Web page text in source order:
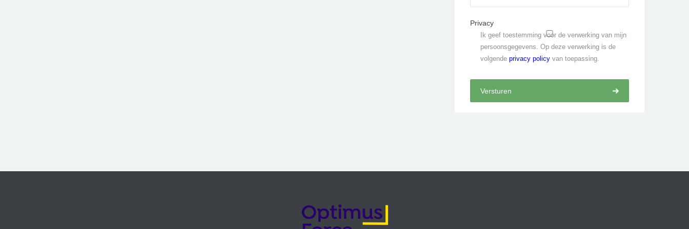
Privacy
Ik geef toestemming voor de verwerking van mijn
persoonsgegevens. Op deze verwerking is de
volgende privacy policy van toepassing.